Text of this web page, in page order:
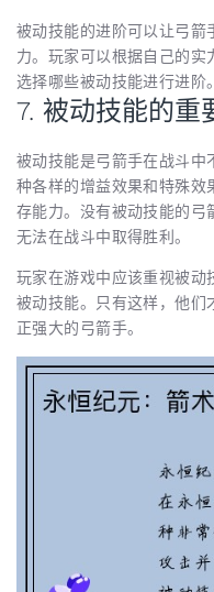
被动技能的进阶可以让弓箭
力。玩家可以根据自己的实
选择哪些被动技能进行进阶。
7. 被动技能的重
被动技能是弓箭手在战斗中
种各样的增益效果和特殊效
存能力。没有被动技能的弓
无法在战斗中取得胜利。
玩家在游戏中应该重视被动
被动技能。只有这样，他们
正强大的弓箭手。